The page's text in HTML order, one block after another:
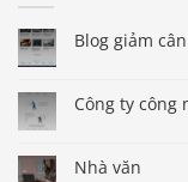
Blog giảm
Công ty công
Nhà văn